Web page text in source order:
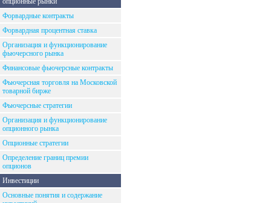
Форвардные контракты
Форвардная процентная ставка
Организация и функционирование
фьючерсного рынка
Финансовые фьючерсные контракты
Фьючерсная торговля на Московской
товарной бирже
Фьючерсные стратегии
Организация и функционирование
опционного рынка
Опционные стратегии
Определение границ премии
опционов
Инвестиции
Основные понятия и содержание